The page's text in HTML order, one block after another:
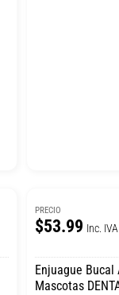
PRECIO
$53.99 Inc. IVA
Enjuague
Mascotas